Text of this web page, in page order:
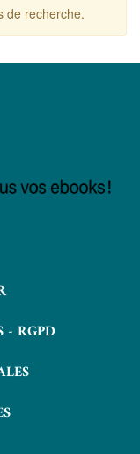
de recherche.
- RGPD